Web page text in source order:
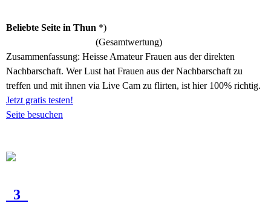
Beliebte Seite in Thun *)
(Gesamtwertung)
Zusammenfassung: Heisse Amateur Frauen aus der direkten
Nachbarschaft. Wer Lust hat Frauen aus der Nachbarschaft zu
treffen und mit ihnen via Live Cam zu flirten, ist hier 100% richtig.
Jetzt gratis testen!
Seite besuchen
3